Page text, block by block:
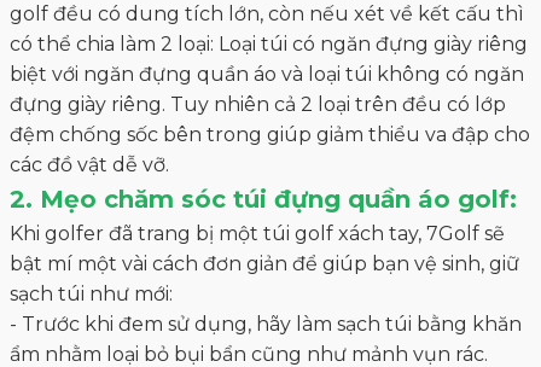
golf đều có dung tích lớn, còn nếu xét về kết cấu thì
có thể chia làm 2 loại: Loại túi có ngăn đựng giày riêng
biệt với ngăn đựng quần áo và loại túi không có ngăn
đựng giày riêng. Tuy nhiên cả 2 loại trên đều có lớp
đệm chống sốc bên trong giúp giảm thiểu va đập cho
các đồ vật dễ vỡ.
2. Mẹo chăm sóc túi đựng quần áo golf:
Khi golfer đã trang bị một túi golf xách tay, 7Golf sẽ
bật mí một vài cách đơn giản để giúp bạn vệ sinh, giữ
sạch túi như mới:
- Trước khi đem sử dụng, hãy làm sạch túi bằng khăn
ẩm nhằm loại bỏ bụi bẩn cũng như mảnh vụn rác.